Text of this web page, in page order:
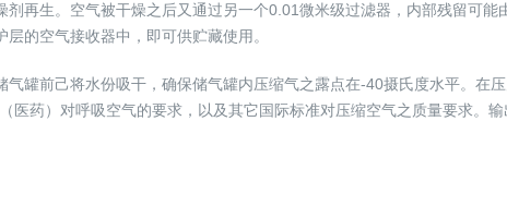
剂再生。空气被干燥之后又通过另一个0.01微米级过滤器，内部残留可
层的空气接收器中，即可供贮藏使用。
气罐前己将水份吸干，确保储气罐内压缩气之露点在-40摄氏度水平。
医药）对呼吸空气的要求，以及其它国际标准对压缩空气之质量要求。输